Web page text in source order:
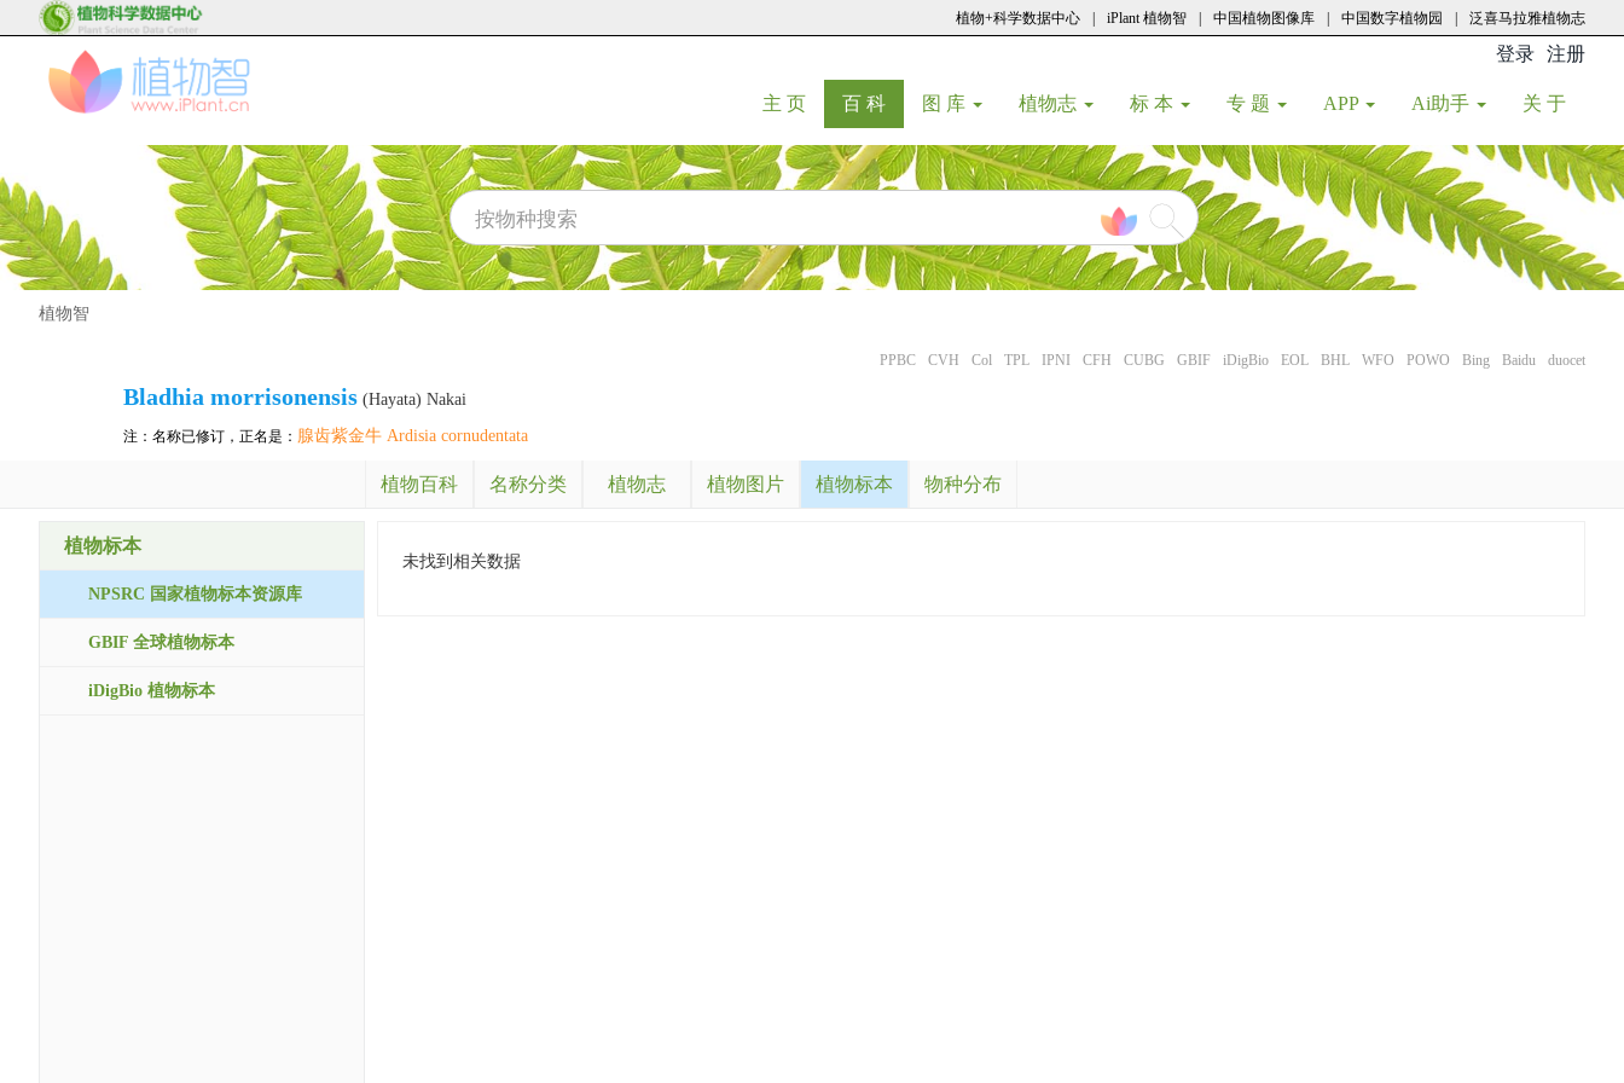
植物+科学数据中心 iPlant 植物智 中国植物图像库 中国数字植物园 泛喜马拉雅植物志
登录 注册
主 页(current)
百 科(current)
图 库 植物志 标 本 专 题 APP Ai助手 关 于
植物智
PPBC CVH Col TPL IPNI CFH CUBG GBIF iDigBio EOL BHL WFO POWO Bing Baidu duocet
Bladhia morrisonensis (Hayata) Nakai
注：名称已修订，正名是： 腺齿紫金牛 Ardisia cornudentata
植物百科 名称分类 植物志 植物图片 植物标本 物种分布
植物标本
NPSRC 国家植物标本资源库
GBIF 全球植物标本
iDigBio 植物标本
未找到相关数据